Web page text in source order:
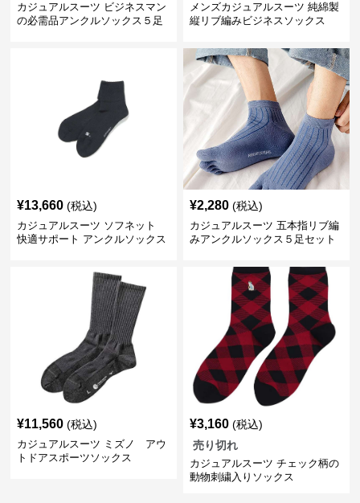
カジュアルスーツ ビジネスマン
の必需品アンクルソックス５足
メンズカジュアルスーツ 純綿製
縦リブ編みビジネスソックス
¥13,660 (税込)
カジュアルスーツ ソフネット
快適サポート アンクルソックス
¥2,280 (税込)
カジュアルスーツ 五本指リブ編
みアンクルソックス５足セット
¥11,560 (税込)
カジュアルスーツ ミズノ アウ
トドアスポーツソックス
¥3,160 (税込)
売り切れ
カジュアルスーツ チェック柄の
動物刺繍入りソックス